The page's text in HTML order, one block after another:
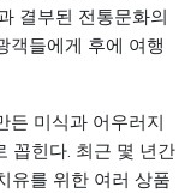
결부된 전통문화의
객들에게 후에 여행
든 미식과 어우러지
꼽힌다. 최근 몇 년간
유를 위한 여러 상품